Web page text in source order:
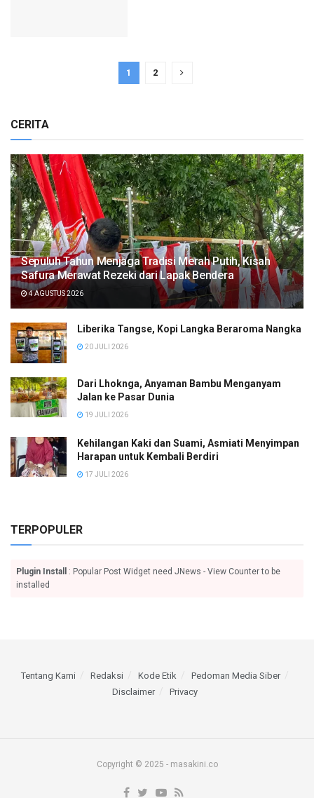
1 2
CERITA
Sepuluh Tahun Menjaga Tradisi Merah Putih, Kisah
Safura Merawat Rezeki dari Lapak Bendera
4 AGUSTUS 2026
Liberika Tangse, Kopi Langka Beraroma Nangka
20 JULI 2026
Dari Lhoknga, Anyaman Bambu Menganyam
Jalan ke Pasar Dunia
19 JULI 2026
Kehilangan Kaki dan Suami, Asmiati Menyimpan
Harapan untuk Kembali Berdiri
17 JULI 2026
TERPOPULER
Plugin Install
: Popular Post Widget need JNews - View Counter to be
installed
Tentang Kami Redaksi Kode Etik
Pedoman Media Siber
Disclaimer
Privacy
Copyright © 2025 - masakini.co